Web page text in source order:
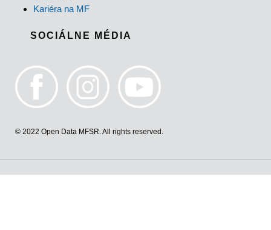
Kariéra na MF
SOCIÁLNE MÉDIA
© 2022 Open Data MFSR. All rights reserved.